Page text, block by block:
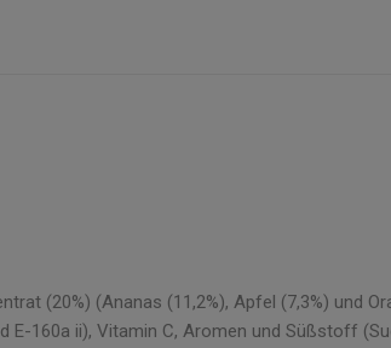
(20%) (Ananas (11,2%), Apfel (7,3%) und
E-160a ii), Vitamin C, Aromen und Süßstoff